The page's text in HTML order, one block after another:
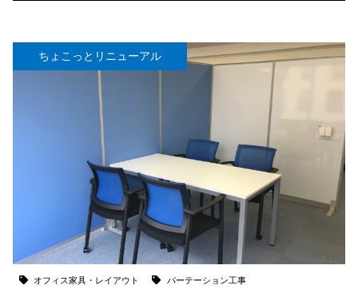
ちょこっとリニューアル
オフィス家具・レイアウト パーテーション工事